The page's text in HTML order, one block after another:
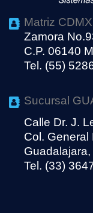
Matriz CDMX
Zamora
C.P. 06140
Tel. (55)
Sucursal
Calle Dr. J.
Col. General
Tel. (33)